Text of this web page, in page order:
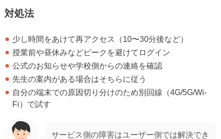
対処法
少し時間をあけて再アクセス（10〜30分後など）
授業前や昼休みなどピークを避けてログイン
公式のお知らせや学校側からの連絡を確認
先生の案内がある場合はそちらに従う
自分の端末での原因切り分けのため別回線（4G/5G/Wi-
Fi）で試す
サービス側の障害はユーザー側では解決でき